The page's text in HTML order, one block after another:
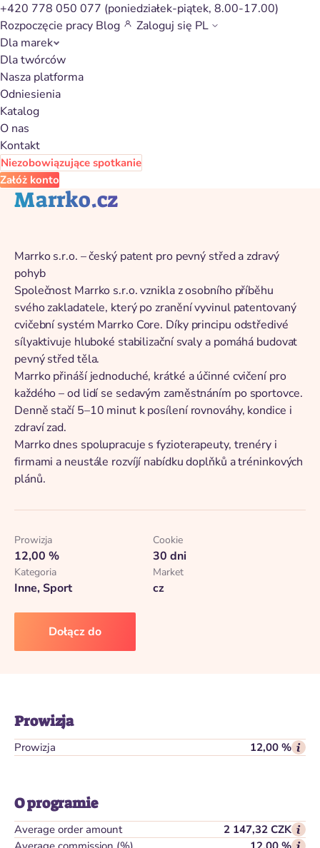
+420 778 050 077 (poniedziałek-piątek, 8.00-17.00)
Rozpoczęcie pracy Blog Zaloguj się PL
Dla marek
Dla twórców
Nasza platforma
Odniesienia
Katalog
O nas
Kontakt
Niezobowiązujące spotkanie
Załóż konto
Powrót do katalogu
Marrko.cz
Marrko s.r.o. – český patent pro pevný střed a zdravý
pohyb
Společnost Marrko s.r.o. vznikla z osobního příběhu
svého zakladatele, který po zranění vyvinul patentovaný
cvičební systém Marrko Core. Díky principu odstředivé
sílyaktivuje hluboké stabilizační svaly a pomáhá budovat
pevný střed těla.
Marrko přináší jednoduché, krátké a účinné cvičení pro
každého – od lidí se sedavým zaměstnáním po sportovce.
Denně stačí 5–10 minut k posílení rovnováhy, kondice i
zdraví zad.
Marrko dnes spolupracuje s fyzioterapeuty, trenéry i
firmami a neustále rozvíjí nabídku doplňků a tréninkových
plánů.
Prowizja
12,00 %
Cookie
30 dni
Kategoria
Inne, Sport
Market
cz
Dołącz do
Prowizja
Prowizja 12,00 %
O programie
Average order amount
2 147,32 CZK